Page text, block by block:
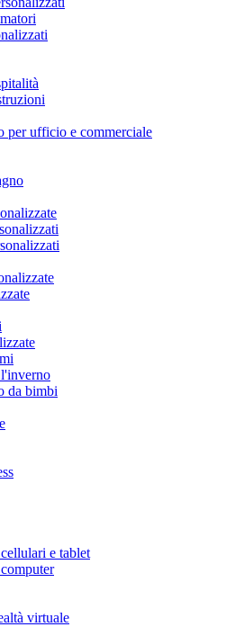
per ufficio e commerciale
da bimbi
e tablet
virtuale